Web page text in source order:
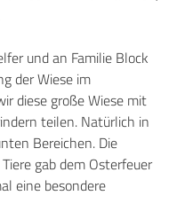
und an Familie Block
der Wiese im
diese große Wiese mit
teilen. Natürlich in
Bereichen. Die
gab dem Osterfeuer
eine besondere